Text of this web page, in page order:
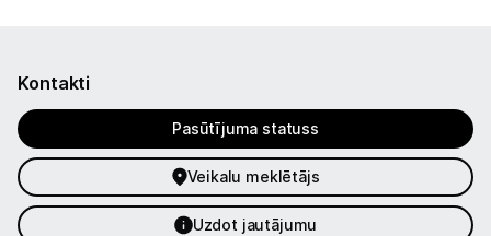
Kontakti
Pasūtījuma statuss
Veikalu meklētājs
Uzdot jautājumu